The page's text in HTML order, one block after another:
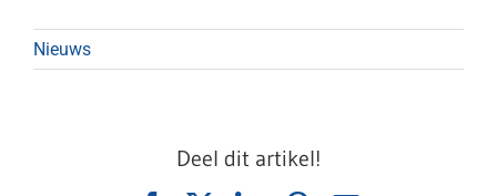
Nieuws
Deel dit artikel!